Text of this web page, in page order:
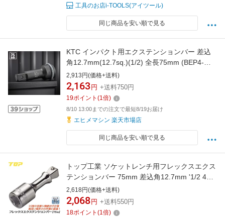
工具のお店i-TOOLS(アイツール)
同じ商品を安い順で見る
KTC インパクト用エクステンションバー 差込
角12.7mm(12.7sq.)(1/2) 全長75mm (BEP4-
075)(4989433608426) 京都機械工具
2,913円(価格+送料)
2,163 円 +送料750円
19ポイント (1倍)
8/10 13:00までの注文で最短8/19お届け
エヒメマシン 楽天市場店
同じ商品を安い順で見る
トップ工業 ソケットレンチ用フレックスエクス
テンションバー 75mm 差込角12.7mm '1/2 4分
整備工具 アダプター ラチェットハンドル 首振
り 延長バー 機械工具 メッキ仕上げ 日本製 EX-
4075F TOP
2,618円(価格+送料)
2,068 円 +送料550円
18ポイント (1倍)